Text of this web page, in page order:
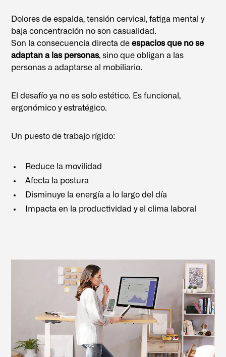
Dolores de espalda, tensión cervical, fatiga mental y
baja concentración no son casualidad.
Son la consecuencia directa deespacios que no se
adaptan a las personas, sino que obligan a las
personas a adaptarse al mobiliario.
El desafío ya no es solo estético. Es funcional,
ergonómico y estratégico.
Un puesto de trabajo rígido:
Reduce la movilidad
Afecta la postura
Disminuye la energía a lo largo del día
Impacta en la productividad y el clima laboral